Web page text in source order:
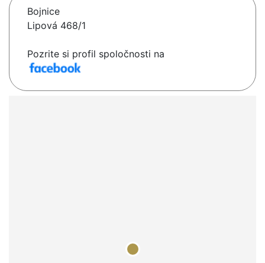
Bojnice
Lipová 468/1
Pozrite si profil spoločnosti na